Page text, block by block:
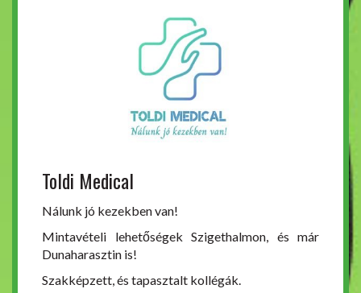
Toldi Medical
Nálunk jó kezekben van!
Mintavételi lehetőségek Szigethalmon, és már
Dunaharasztin is!
Szakképzett, és tapasztalt kollégák.